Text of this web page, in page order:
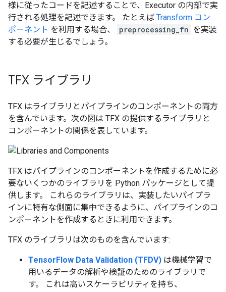
様に従ったコードを記述することで、Executor の内部で実
行される処理を記述できます。 たとえば Transform コン
ポーネント を利用する場合、 preprocessing_fn を実装
する必要が生じるでしょう。
TFX ライブラリ
TFX はライブラリとパイプラインのコンポーネントの両方
を含んでいます。次の図は TFX の提供するライブラリと
コンポーネントの関係を表しています。
TFX はパイプラインのコンポーネントを作成するために必
要ないくつかのライブラリを Python パッケージとして提
供します。 これらのライブラリは、実装したいパイプラ
インに特有な側面に集中できるように、パイプラインのコ
ンポーネントを作成するときに利用できます。
TFX のライブラリは次のものを含んでいます:
TensorFlow Data Validation (TFDV) は機械学習で
用いるデータの解析や検証のためのライブラリで
す。 これは高いスケーラビリティを持ち、